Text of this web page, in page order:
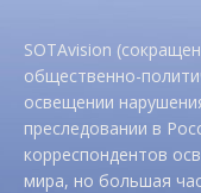
SOTAvision
общественно-
освещении
преследовании в
корреспондентов
мира, но большая